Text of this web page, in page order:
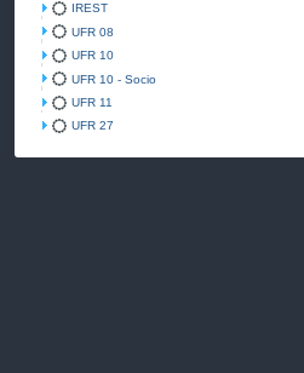
IREST
UFR 08
UFR 10
UFR 10 - Socio
UFR 11
UFR 27